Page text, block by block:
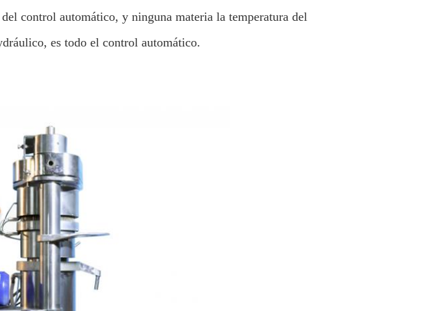
control automático, y ninguna materia la temperatura del
es todo el control automático.